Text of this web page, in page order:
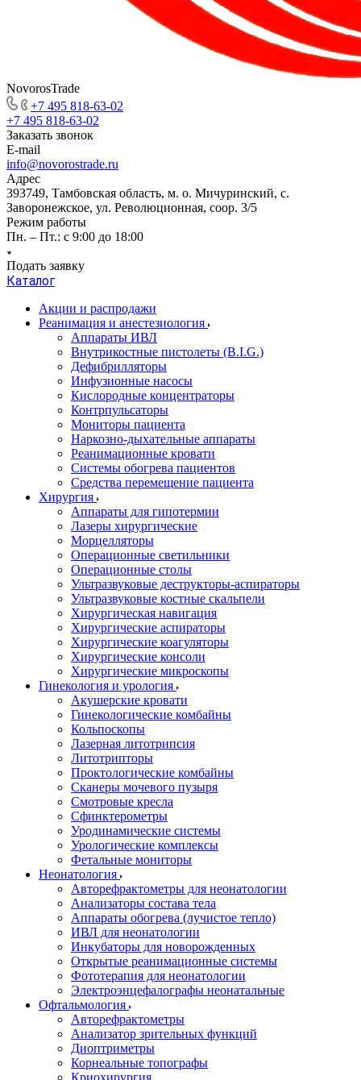
NovorosTrade
+7 495 818-63-02
+7 495 818-63-02
Заказать звонок
E-mail
info@novorostrade.ru
Адрес
393749, Тамбовская область, м. о. Мичуринский, с.
Заворонежское, ул. Революционная, соор. 3/5
Режим работы
Пн. – Пт.: с 9:00 до 18:00
Подать заявку
Каталог
Акции и распродажи
Реанимация и анестезиология
Аппараты ИВЛ
Внутрикостные пистолеты (B.I.G.)
Дефибрилляторы
Инфузионные насосы
Кислородные концентраторы
Контрпульсаторы
Мониторы пациента
Наркозно-дыхательные аппараты
Реанимационные кровати
Системы обогрева пациентов
Средства перемещение пациента
Хирургия
Аппараты для гипотермии
Лазеры хирургические
Морцелляторы
Операционные светильники
Операционные столы
Ультразвуковые деструкторы-аспираторы
Ультразвуковые костные скальпели
Хирургическая навигация
Хирургические аспираторы
Хирургические коагуляторы
Хирургические консоли
Хирургические микроскопы
Гинекология и урология
Акушерские кровати
Гинекологические комбайны
Кольпоскопы
Лазерная литотрипсия
Литотрипторы
Проктологические комбайны
Сканеры мочевого пузыря
Смотровые кресла
Сфинктерометры
Уродинамические системы
Урологические комплексы
Фетальные мониторы
Неонатология
Авторефрактометры для неонатологии
Анализаторы состава тела
Аппараты обогрева (лучистое тепло)
ИВЛ для неонатологии
Инкубаторы для новорожденных
Открытые реанимационные системы
Фототерапия для неонатологии
Электроэнцефалографы неонатальные
Офтальмология
Авторефрактометры
Анализатор зрительных функций
Диоптриметры
Корнеальные топографы
Криохирургия